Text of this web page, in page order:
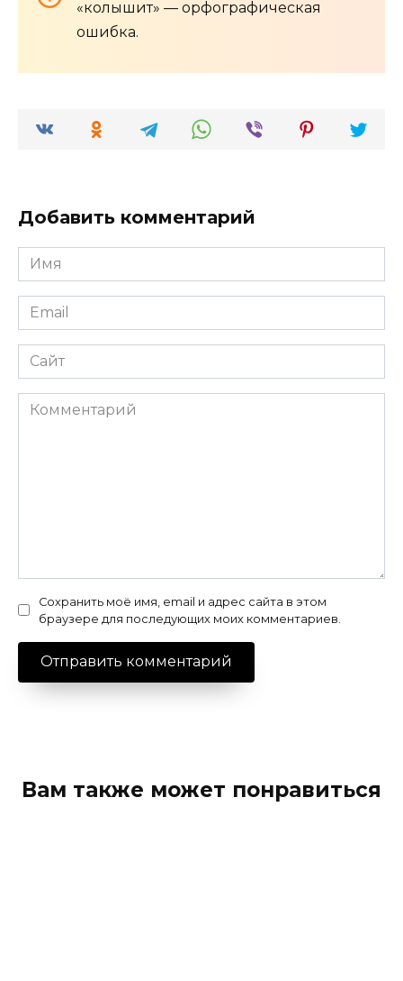
«колышит» — орфографическая
ошибка.
Добавить комментарий
Имя
*
Email
*
Сайт
Комментарий
Сохранить моё имя, email и адрес сайта в этом
браузере для последующих моих комментариев.
Вам также может понравиться